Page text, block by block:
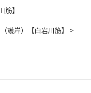
】
護岸）【白岩川筋】 >